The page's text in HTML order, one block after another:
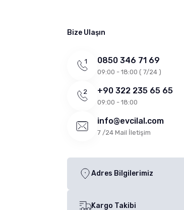
Bize Ulaşın
0850 346 71 69
09:00 - 18:00 ( 7/24 )
+90 322 235 65 65
09:00 - 18:00
info@evcilal.com
7 /24 Mail İletişim
Adres Bilgilerimiz
Kargo Takibi